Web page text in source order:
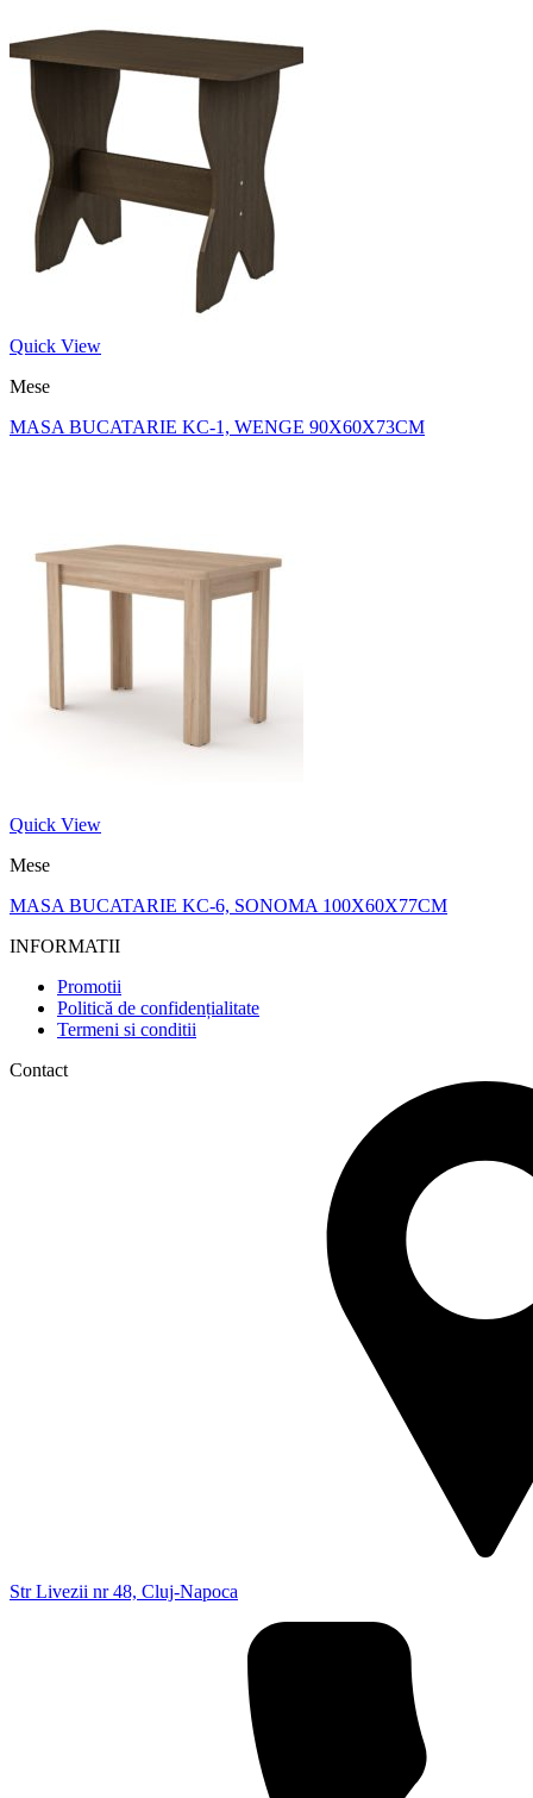
Quick View
Mese
MASA BUCATARIE KC-1, WENGE 90X60X73CM
Quick View
Mese
MASA BUCATARIE KC-6, SONOMA 100X60X77CM
INFORMATII
Promotii
Politică de confidențialitate
Termeni si conditii
Contact
Str Livezii nr 48, Cluj-Napoca